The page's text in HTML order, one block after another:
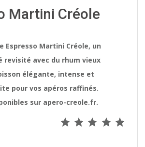
Martini Créole
Espresso Martini Créole, un
revisité avec du rhum vieux
élégante, intense et
pour vos apéros raffinés.
sur apero-creole.fr.